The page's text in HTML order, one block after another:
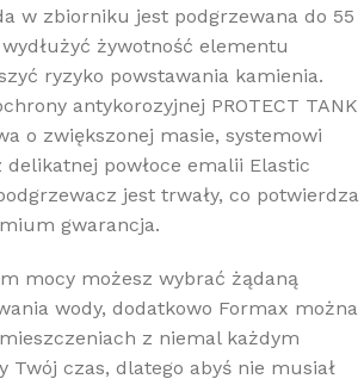
w zbiorniku jest podgrzewana do 55
żywotność elementu
ryzyko powstawania kamienia.
antykorozyjnej PROTECT TANK
o zwiększonej masie, systemowi
delikatnej powłoce emalii Elastic
jest trwały, co potwierdza
gwarancja.
mocy możesz wybrać żądaną
wody, dodatkowo Formax można
z niemal każdym
Twój czas, dlatego abyś nie musiał